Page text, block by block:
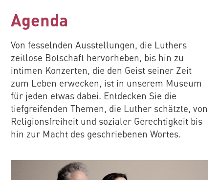
Agenda
Von fesselnden Ausstellungen, die Luthers
zeitlose Botschaft hervorheben, bis hin zu
intimen Konzerten, die den Geist seiner Zeit
zum Leben erwecken, ist in unserem Museum
für jeden etwas dabei. Entdecken Sie die
tiefgreifenden Themen, die Luther schätzte, von
Religionsfreiheit und sozialer Gerechtigkeit bis
hin zur Macht des geschriebenen Wortes.